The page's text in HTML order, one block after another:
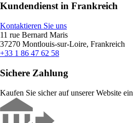
Kundendienst in Frankreich
Kontaktieren Sie uns
11 rue Bernard Maris
37270 Montlouis-sur-Loire, Frankreich
+33 1 86 47 62 58
Sichere Zahlung
Kaufen Sie sicher auf unserer Website ein